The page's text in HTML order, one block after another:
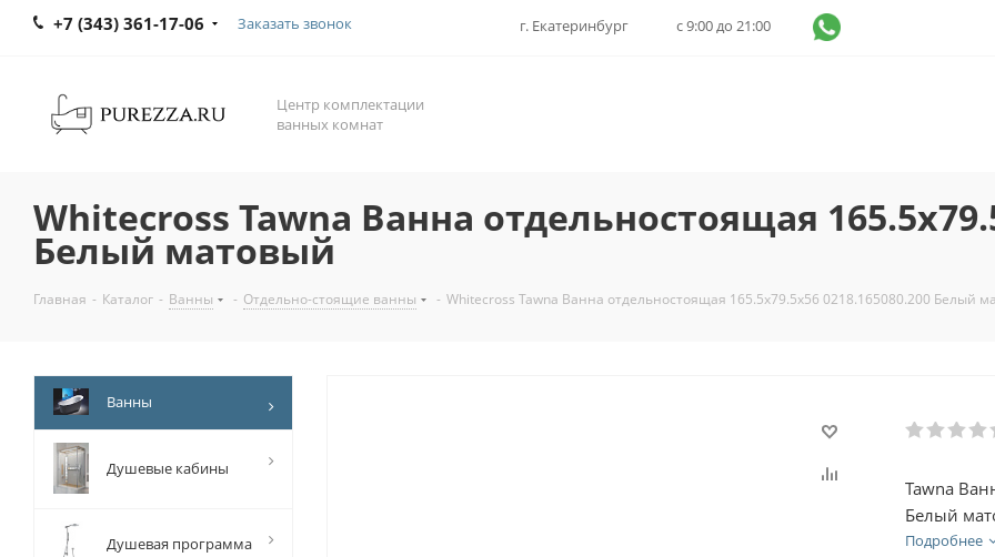
+7 (343) 361-17-06 Заказать звонок г. Екатеринбург с 9:00 до 21:00
Центр комплектации
ванных комнат
Whitecross Tawna Ванна отдельностоящая
Белый матовый
Главная - Каталог - Ванны - Отдельно-стоящие ванны - Whitecross Tawna Ванна отдельностоящая 165.5х79.5х56 0218.165080.200 Белый
Tawna
Белый
Подробнее
Ванны
Душевые кабины
Душевая программа